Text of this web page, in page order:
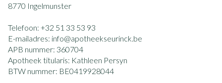
8770 Ingelmunster
Telefoon: +32 51 33 53 93
E-mailadres: info@apotheekseurinck.be
APB nummer: 360704
Apotheek titularis: Kathleen Persyn
BTW nummer: BE0419928044